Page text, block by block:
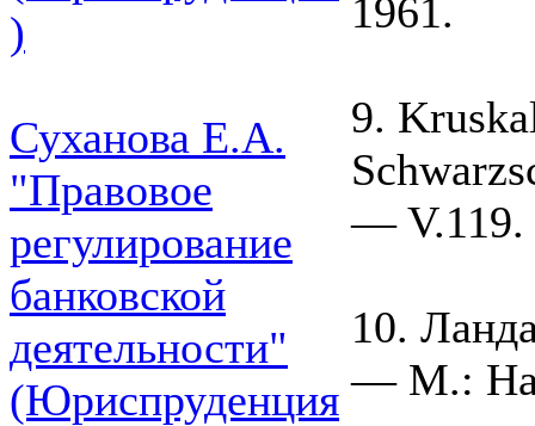
)
Суханова Е.А.
"Правовое
регулирование
банковской
деятельности"
(Юриспруденция
1961.
9.
— V.119.
10.
— M.: